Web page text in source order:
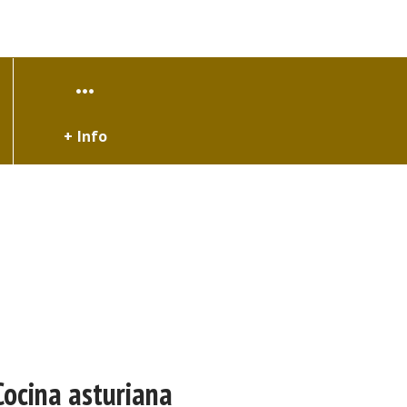
+ Info
asturiana